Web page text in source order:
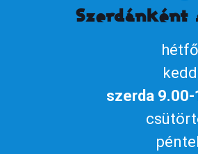
vezetést kérő egyéni látogatóink és az
előre regisztrált közösségek részére is):
szerda